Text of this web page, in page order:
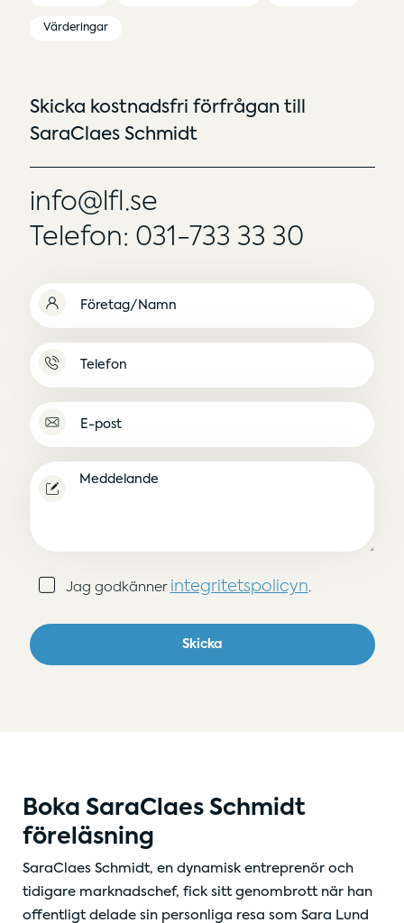
Värderingar
Skicka kostnadsfri förfrågan till
SaraClaes Schmidt
info@lfl.se
Telefon: 031-733 33 30
Namn
(Obligatoriskt)
Namnlös
E-
post
(Obligatoriskt)
Meddelande
Samtycke
Jag godkänner integritetspolicyn.
Skicka
Boka SaraClaes Schmidt
föreläsning
SaraClaes Schmidt, en dynamisk entreprenör och
tidigare marknadschef, fick sitt genombrott när han
offentligt delade sin personliga resa som Sara Lund